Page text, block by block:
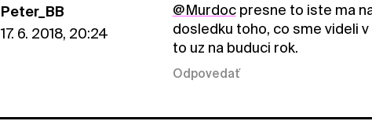
Peter_BB
17. 6. 2018, 20:24
@Murdocpresne to iste ma
dosledku toho, co sme videli
to uz na buduci rok.
Odpovedať